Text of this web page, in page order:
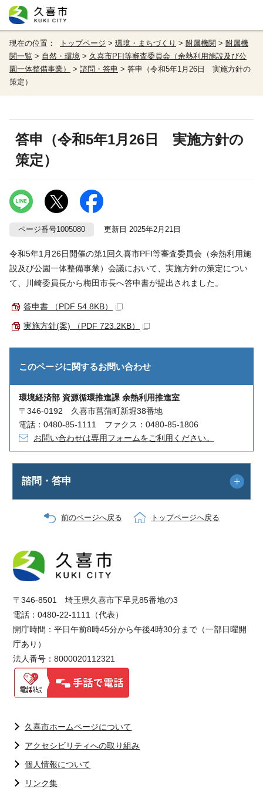
現在の位置： トップページ > 環境・まちづくり > 附属機関 > 附属機
関一覧 > 自然・環境 > 久喜市PFI等審査委員会（余熱利用施設及び公
園一体整備事業）
> 諮問・答申 > 答申（令和5年1月26日 実施方針の
策定）
答申（令和5年1月26日 実施方針の
策定）
ページ番号1005080 更新日 2025年2月21日
令和5年1月26日開催の第1回久喜市PFI等審査委員会（余熱利用施
設及び公園一体整備事業）会議において、実施方針の策定につい
て、川崎委員長から梅田市長へ答申書が提出されました。
答申書 （PDF 54.8KB）
実施方針(案) （PDF 723.2KB）
このページに関するお問い合わせ
環境経済部 資源循環推進課 余熱利用推進室
〒346-0192 久喜市菖蒲町新堀38番地
電話：0480-85-1111 ファクス：0480-85-1806
お問い合わせは専用フォームをご利用ください。
諮問・答申
前のページへ戻る トップページへ戻る
〒346-8501 埼玉県久喜市下早見85番地の3
電話：0480-22-1111（代表）
開庁時間：平日午前8時45分から午後4時30分まで（一部日曜開
庁あり）
法人番号：8000020112321
久喜市ホームページについて
アクセシビリティへの取り組み
個人情報について
リンク集